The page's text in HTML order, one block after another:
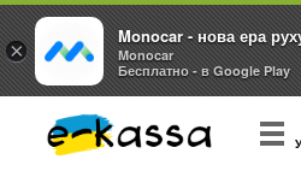
×
Monocar - нова ера
Monocar
Бесплатно - в Google Play